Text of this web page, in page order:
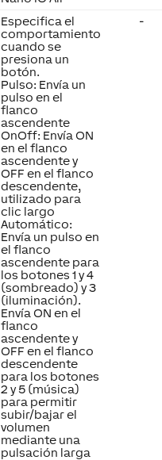
Especifica el
comportamiento
cuando se
presiona un
botón.
Pulso: Envía un
pulso en el
flanco
ascendente
OnOff: Envía ON
en el flanco
ascendente y
OFF en el flanco
descendente,
utilizado para
clic largo
Automático:
Envía un pulso en
el flanco
ascendente para
los botones 1 y 4
(sombreado) y 3
(iluminación).
Envía ON en el
flanco
ascendente y
OFF en el flanco
descendente
para los botones
2 y 5 (música)
para permitir
subir/bajar el
volumen
mediante una
pulsación larga
-